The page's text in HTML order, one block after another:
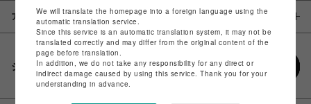
アイテム説明 / 素材
シェアする
We will translate the homepage into a foreign language using the
automatic translation service.
Since this service is an automatic translation system, it may not be
translated correctly and may differ from the original content of the
page before translation.
In addition, we do not take any responsibility for any direct or
indirect damage caused by using this service. Thank you for your
understanding in advance.